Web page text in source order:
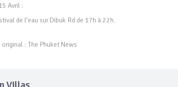
Avril :
de l’eau sur Dibuk Rd de 17h à 22h.
: The Phuket News